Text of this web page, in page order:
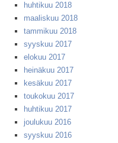
huhtikuu 2018
maaliskuu 2018
tammikuu 2018
syyskuu 2017
elokuu 2017
heinäkuu 2017
kesäkuu 2017
toukokuu 2017
huhtikuu 2017
joulukuu 2016
syyskuu 2016